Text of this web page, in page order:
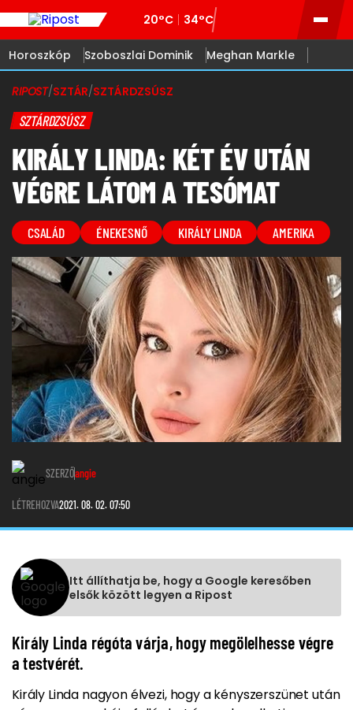
20°C 34°C
Horoszkóp Szoboszlai Dominik Meghan Markle
RIPOST/SZTÁR/SZTÁRDZSÚSZ
SZTÁRDZSÚSZ
KIRÁLY LINDA: KÉT ÉV UTÁN
VÉGRE LÁTOM A TESÓMAT
CSALÁD ÉNEKESNŐ KIRÁLY LINDA AMERIKA
SZERZŐangie
LÉTREHOZVA2021. 08. 02. 07:50
Itt állíthatja be, hogy a Google keresőben
elsők között legyen a Ripost
Király Linda régóta várja, hogy megölelhesse végre
a testvérét.
Király Linda nagyon élvezi, hogy a kényszerszünet után